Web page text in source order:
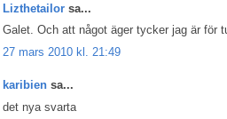
Lizthetailor sa...
Galet. Och att något äger tycker jag är för
27 mars 2010 kl. 21:49
karibien sa...
det nya svarta